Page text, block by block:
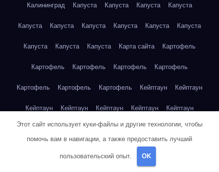
Калининград Капуста Капуста Капуста Капуста
Капуста Капуста Капуста Капуста Капуста Капуста
Капуста Капуста Капуста Карта сайта Картофель
Картофель Картофель Картофель Картофель
Картофель Картофель Картофель Кейптаун Кейптаун
Кейптаун Кейптаун Кейптаун Кейптаун Кейптаун
Кейптаун Кейптаун Кейптаун Кейптаун Кейптаун
Кейптаун
Этот сайт использует куки-файлы и другие технологии, чтобы
помочь вам в навигации, а также предоставить лучший
пользовательский опыт. OK